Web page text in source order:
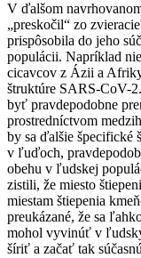
V ďalšom
„preskočil“ zo
prispôsobila do jeho
populácii. Napríklad
cicavcov z Ázii a
štruktúre SARS-CoV-
byť pravdepodobne
prostredníctvom
by sa ďalšie
v ľuďoch,
obehu v ľudskej
zistili, že miesto
miestam štiepenia
preukázané, že sa
mohol vyvinúť v
šíriť a začať tak